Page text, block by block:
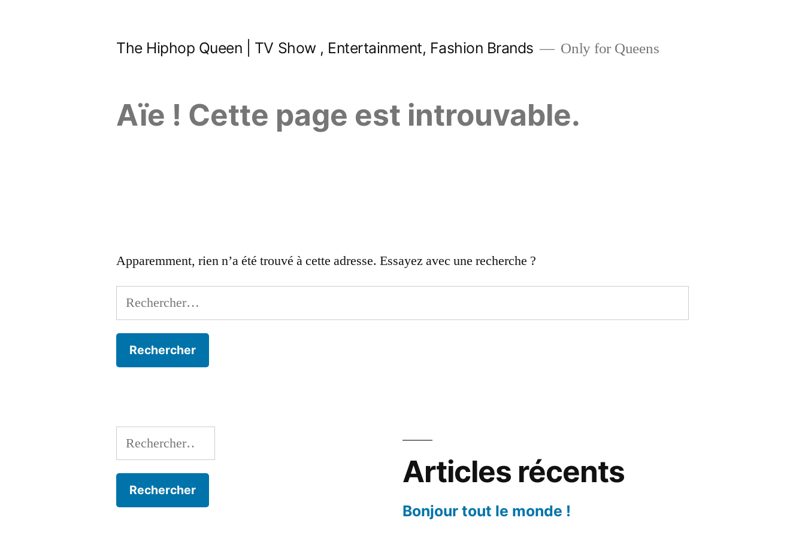
The Hiphop Queen | TV Show , Entertainment, Fashion Brands Only for Queens
Aïe ! Cette page est introuvable.
Apparemment, rien n’a été trouvé à cette adresse. Essayez avec une recherche ?
Rechercher :
Rechercher :
Articles récents
Bonjour tout le monde !